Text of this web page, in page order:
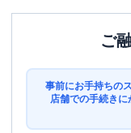
ご
事前にお手持ちの
店舗での手続き